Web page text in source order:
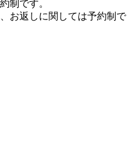
制です。
お返しに関しては予約制で